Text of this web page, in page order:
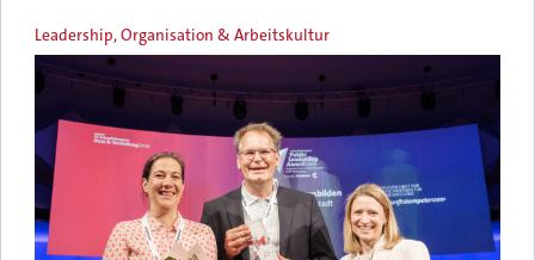
Leadership, Organisation & Arbeitskultur